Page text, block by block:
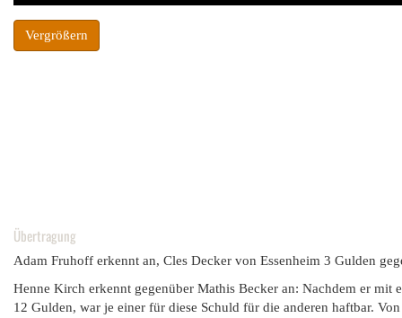
Vergrößern
Übertragung
Adam Fruhoff erkennt an, Cles Decker von Essenheim 3 Gulden
Henne Kirch erkennt gegenüber Mathis Becker an: Nachdem er
12 Gulden, war je einer für diese Schuld für die anderen haftbar.